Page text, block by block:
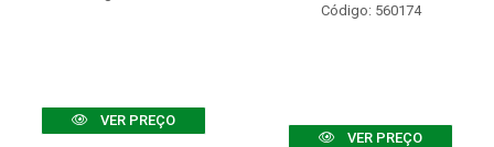
VER PREÇO
Código: 560174
VER PREÇO